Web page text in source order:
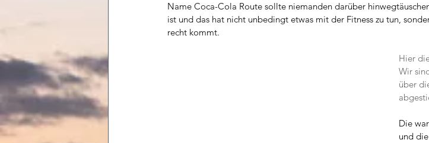
Name Coca-Cola Route sollte niemanden darüber
ist und das hat nicht unbedingt etwas mit der Fitness zu tun,
recht kommt.
Hier
Wir
über
Die
und